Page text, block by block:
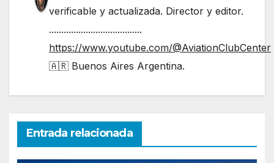
verificable y actualizada. Director y editor.
......................................
https://www.youtube.com/@AviationClubCenter
🇦🇷 Buenos Aires Argentina.
Entrada relacionada